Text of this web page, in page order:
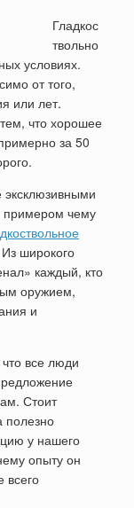
Гладкос
твольно
условиях.
от того,
или лет.
что хорошее
за 50
примером чему
широкого
каждый, кто
оружием,
и
все люди
Стоит
полезно
у нашего
опыту он
всего